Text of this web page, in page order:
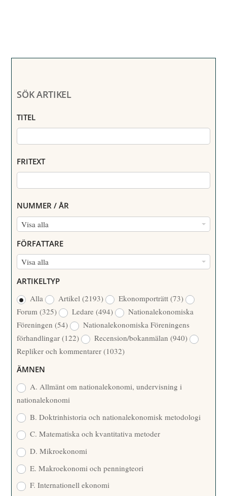
SÖK ARTIKEL
TITEL
FRITEXT
NUMMER / ÅR
Visa alla
N
M
M
/
Å
R
FÖRFATTARE
Visa alla
R
F
A
T
T
A
R
ARTIKELTYP
Alla
Artikel(2193) Ekonomporträtt(73)
Forum(325) Ledare(494)
Nationalekonomiska
Föreningen(54)
Nationalekonomiska Föreningens
förhandlingar(122) Recension/bokanmälan(940)
Repliker och kommentarer(1032)
ÄMNEN
A. Allmänt om nationalekonomi, undervisning i
nationalekonomi
B. Doktrinhistoria och nationalekonomisk metodologi
C. Matematiska och kvantitativa metoder
D. Mikroekonomi
E. Makroekonomi och penningteori
F. Internationell ekonomi